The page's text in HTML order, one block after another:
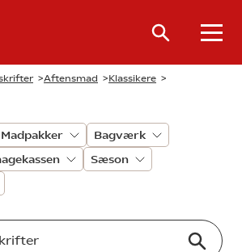
>Aftensmad >Klassikere >
Madpakker
Bagværk
Sæson